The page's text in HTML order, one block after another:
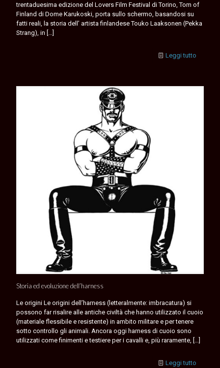
trentaduesima edizione del Lovers Film Festival di Torino, Tom of
Finland di Dome Karukoski, porta sullo schermo, basandosi su
fatti reali, la storia dell’ artista finlandese Touko Laaksonen (Pekka
Strang), in […]
Leggi tutto
Storia ed evoluzione dell’harness
Le origini Le origini dell’harness (letteralmente: imbracatura) si
possono far risalire alle antiche civiltà che hanno utilizzato il cuoio
(materiale flessibile e resistente) in ambito militare e per tenere
sotto controllo gli animali. Ancora oggi harness di cuoio sono
utilizzati come finimenti e testiere per i cavalli e, più raramente, […]
Leggi tutto